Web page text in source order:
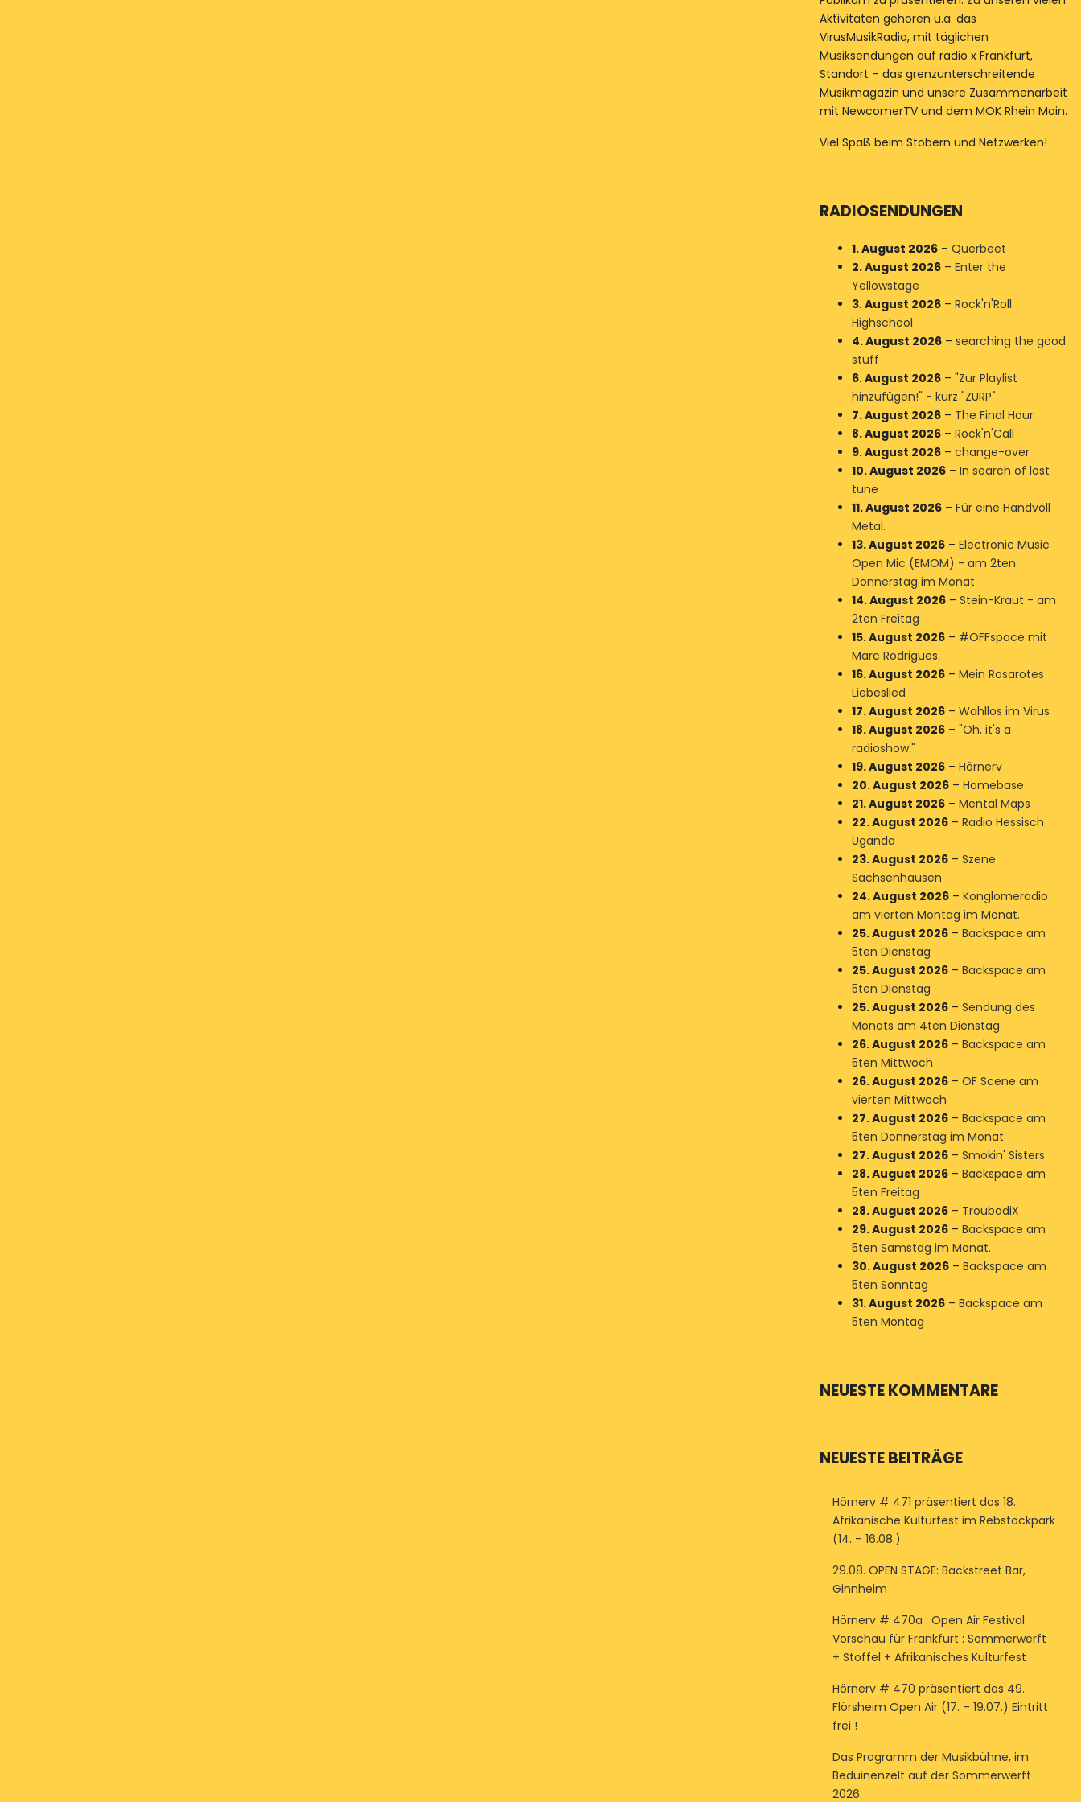
Aktivitäten gehören u.a. das
VirusMusikRadio, mit täglichen
Musiksendungen auf radio x Frankfurt,
Standort – das grenzunterschreitende
Musikmagazin und unsere Zusammenarbeit
mit NewcomerTV und dem MOK Rhein Main.
Viel Spaß beim Stöbern und Netzwerken!
RADIOSENDUNGEN
1. August 2026– Querbeet
2. August 2026– Enter the
Yellowstage
3. August 2026– Rock'n'Roll
Highschool
4. August 2026– searching the good
stuff
6. August 2026– "Zur Playlist
hinzufügen!" - kurz "ZURP"
7. August 2026– The Final Hour
8. August 2026– Rock'n'Call
9. August 2026– change-over
10. August 2026– In search of lost
tune
11. August 2026– Für eine Handvoll
Metal.
13. August 2026– Electronic Music
Open Mic (EMOM) - am 2ten
Donnerstag im Monat
14. August 2026– Stein-Kraut - am
2ten Freitag
15. August 2026– #OFFspace mit
Marc Rodrigues.
16. August 2026– Mein Rosarotes
Liebeslied
17. August 2026– Wahllos im Virus
18. August 2026– "Oh, it's a
radioshow."
19. August 2026– Hörnerv
20. August 2026– Homebase
21. August 2026– Mental Maps
22. August 2026– Radio Hessisch
Uganda
23. August 2026– Szene
Sachsenhausen
24. August 2026– Konglomeradio
am vierten Montag im Monat.
25. August 2026– Backspace am
5ten Dienstag
25. August 2026– Backspace am
5ten Dienstag
25. August 2026– Sendung des
Monats am 4ten Dienstag
26. August 2026– Backspace am
5ten Mittwoch
26. August 2026– OF Scene am
vierten Mittwoch
27. August 2026– Backspace am
5ten Donnerstag im Monat.
27. August 2026– Smokin' Sisters
28. August 2026– Backspace am
5ten Freitag
28. August 2026– TroubadiX
29. August 2026– Backspace am
5ten Samstag im Monat.
30. August 2026– Backspace am
5ten Sonntag
31. August 2026– Backspace am
5ten Montag
NEUESTE KOMMENTARE
NEUESTE BEITRÄGE
Hörnerv # 471 präsentiert das 18.
Afrikanische Kulturfest im Rebstockpark
(14. – 16.08.)
29.08. OPEN STAGE: Backstreet Bar,
Ginnheim
Hörnerv # 470a : Open Air Festival
Vorschau für Frankfurt : Sommerwerft
+ Stoffel + Afrikanisches Kulturfest
Hörnerv # 470 präsentiert das 49.
Flörsheim Open Air (17. – 19.07.) Eintritt
frei !
Das Programm der Musikbühne, im
Beduinenzelt auf der Sommerwerft
2026.